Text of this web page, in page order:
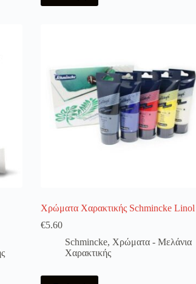
προϊόν
μπορούν
επιλεγούν
σελίδα
Χρώματα Χαρακτικής Schmincke Linol
€5.60
Schmincke, Χρώματα - Μελάνια
Χαρακτικής
Αυτό